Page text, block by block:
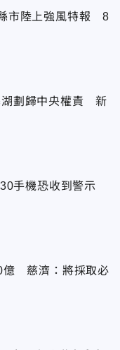
市陸上強風特報 8
湖劃歸中央權責 新
手機恐收到警示
億 慈濟：將採取必